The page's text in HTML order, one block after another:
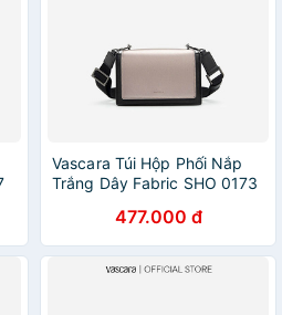
Vascara Túi Hộp Phối Nắp
Trắng Dây Fabric SHO 0173
477.000 đ